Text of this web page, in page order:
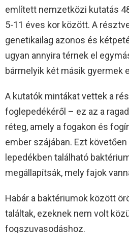
említett nemzetközi kutatás
5-11 éves kor között. A
genetikailag azonos és
ugyan annyira térnek el
bármelyik két másik gyermek
A kutatók mintákat vettek a
foglepedékéről – ez az a
réteg, amely a fogakon és
ember szájában. Ezt
lepedékben található
megállapítsák, mely fajok
Habár a baktériumok között
találtak, ezeknek nem volt
fogszuvasodáshoz.